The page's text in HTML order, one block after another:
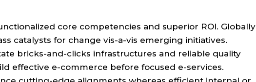
core competencies and superior ROI. Globally
catalysts for change vis-a-vis emerging initiatives.
bricks-and-clicks infrastructures and reliable quality
effective e-commerce before focused e-services.